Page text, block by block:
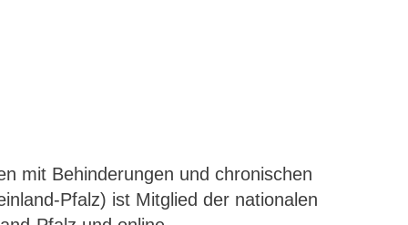
mit Behinderungen und chronischen
Pfalz) ist Mitglied der nationalen